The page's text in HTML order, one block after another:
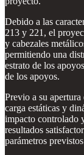
Debido a las
213 y 221, el
y cabezales
permitiendo una
estrato de los
de los apoyos.
Previo a su
carga estáticas y
impacto controlado
resultados
parámetros